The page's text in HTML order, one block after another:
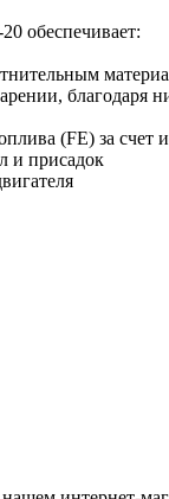
обеспечивает:
благодаря
(FE) за счет
и присадок